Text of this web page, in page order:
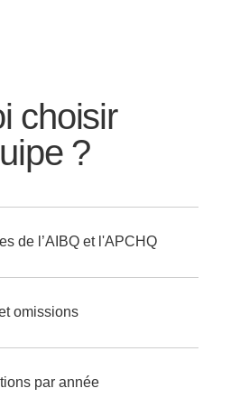
choisir
?
de l’AIBQ et l'APCHQ
omissions
par année